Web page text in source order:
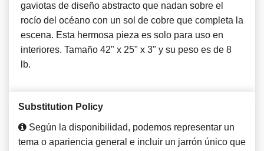
gaviotas de diseño abstracto que nadan sobre el
rocío del océano con un sol de cobre que completa la
escena. Esta hermosa pieza es solo para uso en
interiores. Tamaño 42" x 25" x 3" y su peso es de 8
lb.
Substitution Policy
Según la disponibilidad, podemos representar un
tema o apariencia general e incluir un jarrón único que